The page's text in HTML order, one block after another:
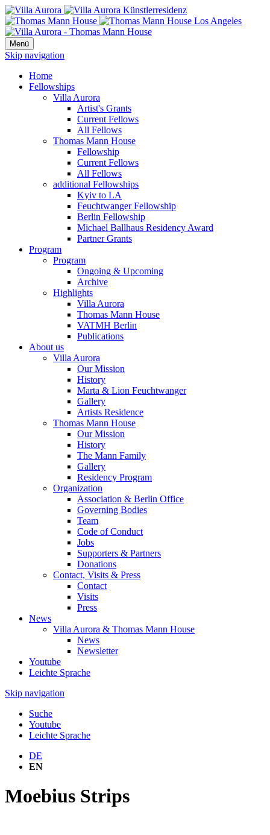
Menü
Skip navigation
Home
Fellowships
Villa Aurora
Artist's Grants
Current Fellows
All Fellows
Thomas Mann House
Fellowship
Current Fellows
All Fellows
additional Fellowships
Kyiv to LA
Feuchtwanger Fellowship
Berlin Fellowship
Michael Ballhaus Residency Award
Partner Grants
Program
Program
Ongoing & Upcoming
Archive
Highlights
Villa Aurora
Thomas Mann House
VATMH Berlin
Publications
About us
Villa Aurora
Our Mission
History
Marta & Lion Feuchtwanger
Gallery
Artists Residence
Thomas Mann House
Our Mission
History
The Mann Family
Gallery
Residency Program
Organization
Association & Berlin Office
Governing Bodies
Team
Code of Conduct
Jobs
Supporters & Partners
Donations
Contact, Visits & Press
Contact
Visits
Press
News
Villa Aurora & Thomas Mann House
News
Newsletter
Youtube
Leichte Sprache
Skip navigation
Suche
Youtube
Leichte Sprache
DE
EN
Moebius Strips